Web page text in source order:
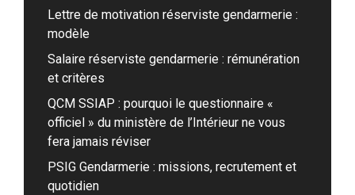
Lettre de motivation réserviste gendarmerie :
modèle
Salaire réserviste gendarmerie : rémunération
et critères
QCM SSIAP : pourquoi le questionnaire «
officiel » du ministère de l’Intérieur ne vous
fera jamais réviser
PSIG Gendarmerie : missions, recrutement et
quotidien